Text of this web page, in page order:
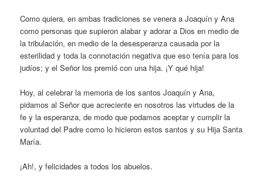
Como quiera, en ambas tradiciones se venera a Joaquín y Ana
como personas que supieron alabar y adorar a Dios en medio de
la tribulación, en medio de la desesperanza causada por la
esterilidad y toda la connotación negativa que eso tenía para los
judíos; y el Señor los premió con una hija. ¡Y qué hija!
Hoy, al celebrar la memoria de los santos Joaquín y Ana,
pidamos al Señor que acreciente en nosotros las virtudes de la
fe y la esperanza, de modo que podamos aceptar y cumplir la
voluntad del Padre como lo hicieron estos santos y su Hija Santa
María.
¡Ah!, y felicidades a todos los abuelos.